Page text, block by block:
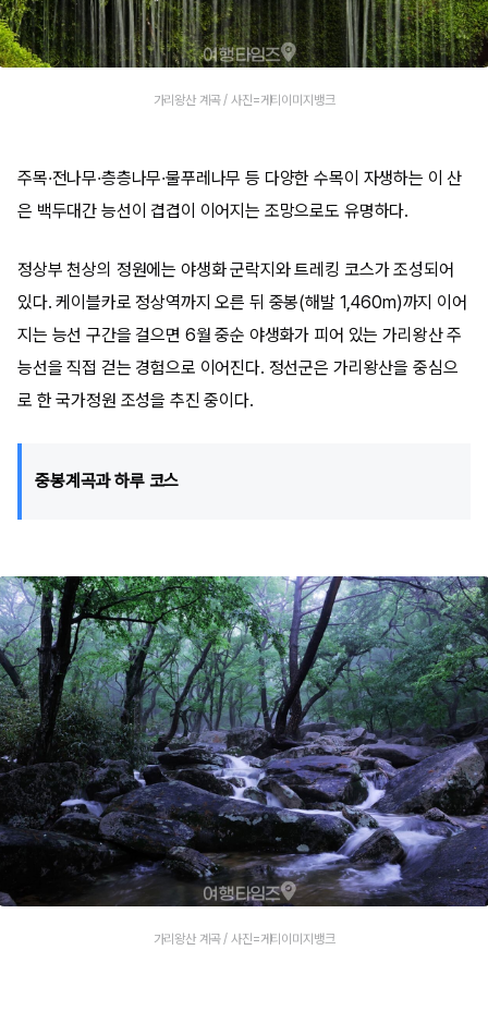
가리왕산 계곡 / 사진=게티이미지뱅크
주목·전나무·층층나무·물푸레나무 등 다양한 수목이 자생하는 이 산
은 백두대간 능선이 겹겹이 이어지는 조망으로도 유명하다.
정상부 천상의 정원에는 야생화 군락지와 트레킹 코스가 조성되어
있다. 케이블카로 정상역까지 오른 뒤 중봉(해발 1,460m)까지 이어
지는 능선 구간을 걸으면 6월 중순 야생화가 피어 있는 가리왕산 주
능선을 직접 걷는 경험으로 이어진다. 정선군은 가리왕산을 중심으
로 한 국가정원 조성을 추진 중이다.
중봉계곡과 하루 코스
가리왕산 계곡 / 사진=게티이미지뱅크